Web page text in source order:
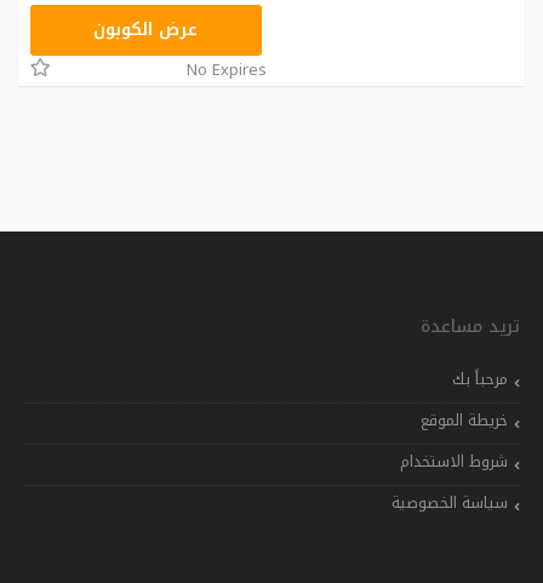
20YAYعرض الكوبون
No Expires
تريد مساعدة
مرحباً بك
خريطة الموقع
شروط الاستخدام
سياسة الخصوصية